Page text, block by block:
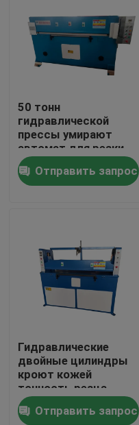
Дом
Продукты
Путешествие фабрики
Проверка качества
Спросите цитату
Гидровлический
50 тонн
гидравлической
прессы умирают
автомат для резки
принимают двойной
цилиндр масла
Отправить запрос
Гидравлические
двойные цилиндры
кроют кожей
точность резца
прессы
Отправить запрос